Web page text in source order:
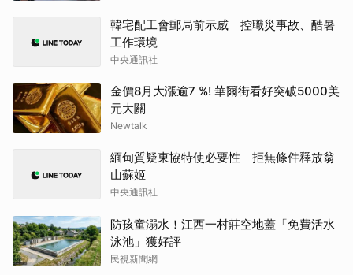
韓宅配工會郵局前示威 控職災事故、酷暑
工作環境
中央通訊社
金價8月大漲逾7 %! 華爾街看好突破5000美
元大關
Newtalk
緬甸質疑東協特使必要性 拒無條件釋放翁
山蘇姬
中央通訊社
防孩童溺水！江西一村莊空地蓋「免費活水
泳池」獲好評
民視新聞網